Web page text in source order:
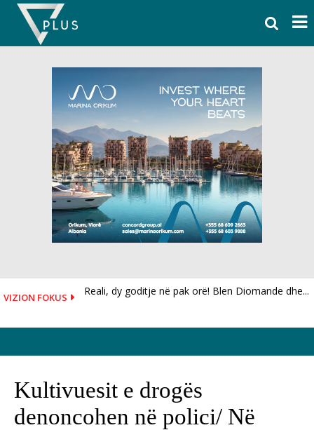
Skip
content
VIZION FOKUS Reali, dy goditje në pak orë! Blen Diomande dhe...
Kultivuesit e drogës
denoncohen në polici/ Në